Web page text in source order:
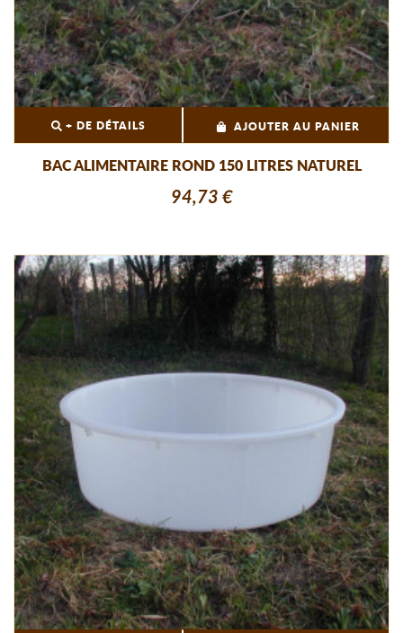
+ DE DÉTAILS AJOUTER AU PANIER
BAC ALIMENTAIRE ROND 150 LITRES NATUREL
94,73 €